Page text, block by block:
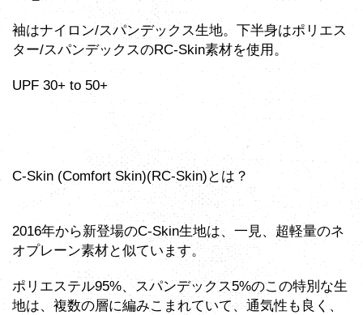
袖はナイロン/スパンデックス生地。下半身はポリエス
ター/スパンデックスのRC-Skin素材を使用。
UPF 30+ to 50+
C-Skin (Comfort Skin)(RC-Skin)とは？
2016年から新登場のC-Skin生地は、一見、超軽量のネ
オプレーン素材と似ています。
ポリエステル95%、スパンデックス5%のこの特別な生
地は、複数の層に編みこまれていて、通気性も良く、